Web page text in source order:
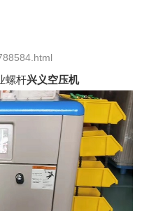
螺杆兴义空压机